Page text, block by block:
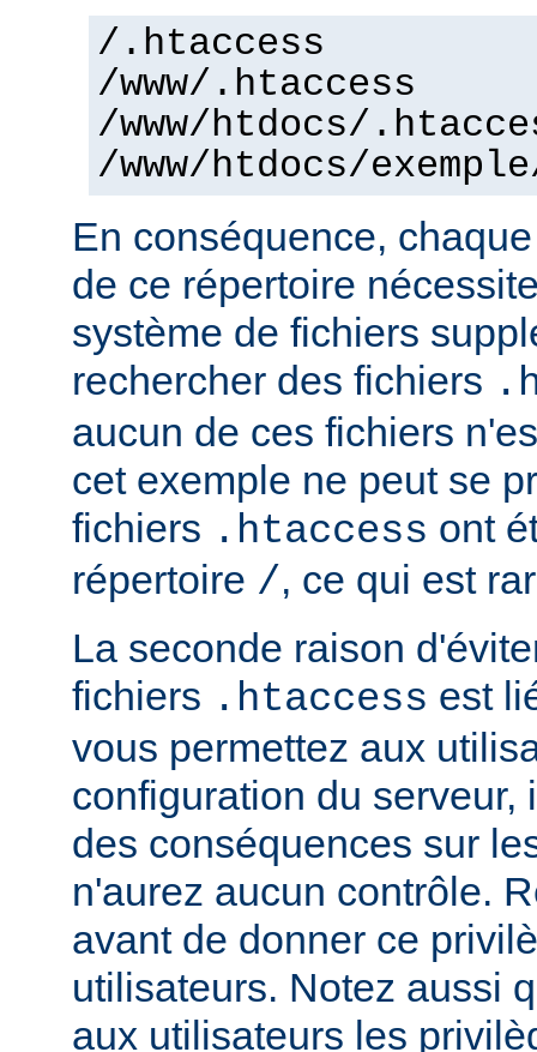
/.htaccess
/www/.htaccess
/www/htdocs/
/www/htdocs/
En conséquence,
de ce répertoire
système de fichiers
rechercher des fichiers
aucun de ces fichiers
cet exemple ne peut se
fichiers .htaccess ont
répertoire /, ce qui est
La seconde raison
fichiers .htaccess est
vous permettez aux
configuration du serveur,
des conséquences sur
n'aurez aucun contrôle.
avant de donner ce
utilisateurs. Notez aussi
aux utilisateurs les